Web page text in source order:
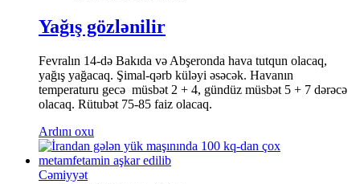
Yağış gözlənilir
Fevralın 14-də Bakıda və Abşeronda hava tutqun olacaq,
yağış yağacaq. Şimal-qərb küləyi əsəcək. Havanın
temperaturu gecə müsbət 2 + 4, gündüz müsbət 5 + 7 dərəcə
olacaq. Rütubət 75-85 faiz olacaq.
Ardını oxu
Cəmiyyət